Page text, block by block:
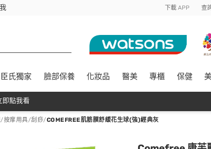
下載 APP 查
氏獨家 臉部保養 化妝品 醫美 專櫃 保健
即點我看
/按摩用具/刮痧/COMEFREE肌筋膜舒緩花生球(強)經典灰